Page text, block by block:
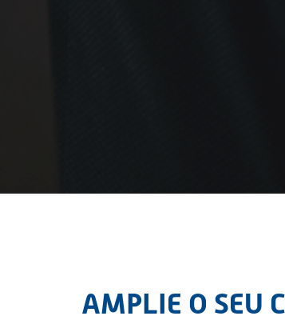
AMPLIE O SEU